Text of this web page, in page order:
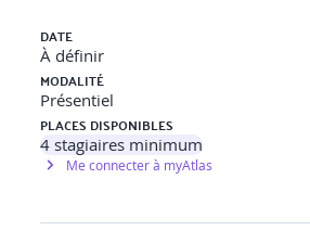
DATE
À définir
MODALITÉ
Présentiel
PLACES DISPONIBLES
4stagiaires minimum
Me connecter à myAtlas